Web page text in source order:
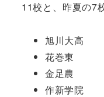
11校と、昨夏の7
旭川大高
花巻東
金足農
作新学院